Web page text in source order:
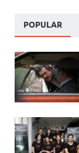
POPULAR